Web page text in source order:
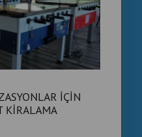
İÇİN
KİRALAMA